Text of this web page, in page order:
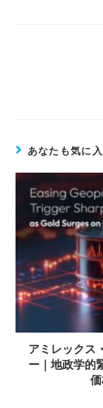
あなたも気に
アミレックス
ー｜地政学的